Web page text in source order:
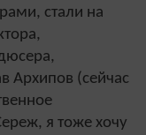
стали на
Архипов (сейчас
я тоже хочу